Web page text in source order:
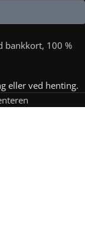
bankkort, 100 %
eller ved henting.